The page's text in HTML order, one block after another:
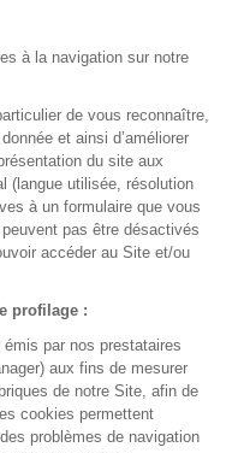
des données
DrSanté
comptabilité